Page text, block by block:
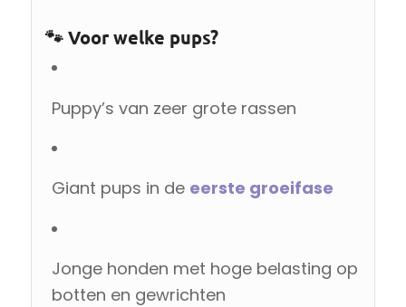
🐾 Voor welke pups?
Puppy’s van zeer grote rassen
Giant pups in de eerste groeifase
Jonge honden met hoge belasting op
botten en gewrichten